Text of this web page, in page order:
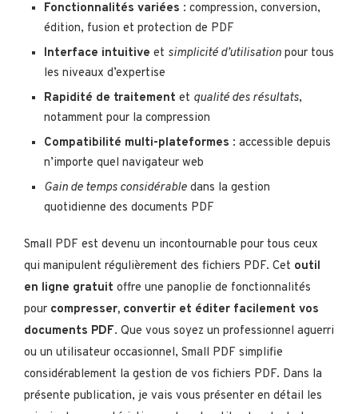
Fonctionnalités variées : compression, conversion,
édition, fusion et protection de PDF
Interface intuitive et simplicité d’utilisation pour tous
les niveaux d’expertise
Rapidité de traitement et qualité des résultats,
notamment pour la compression
Compatibilité multi-plateformes : accessible depuis
n’importe quel navigateur web
Gain de temps considérable dans la gestion
quotidienne des documents PDF
Small PDF est devenu un incontournable pour tous ceux
qui manipulent régulièrement des fichiers PDF. Cet outil
en ligne gratuit offre une panoplie de fonctionnalités
pour compresser, convertir et éditer facilement vos
documents PDF. Que vous soyez un professionnel aguerri
ou un utilisateur occasionnel, Small PDF simplifie
considérablement la gestion de vos fichiers PDF. Dans la
présente publication, je vais vous présenter en détail les